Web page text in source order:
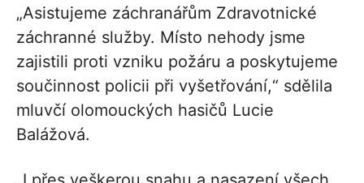
„Asistujeme záchranářům Zdravotnické
záchranné služby. Místo nehody jsme
zajistili proti vzniku požáru a poskytujeme
součinnost policii při vyšetřování,“ sdělila
mluvčí olomouckých hasičů Lucie
Balážová.